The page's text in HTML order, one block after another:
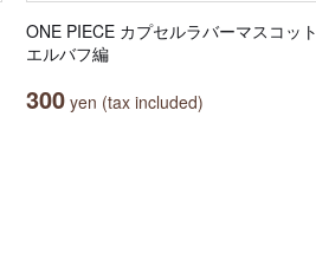
ONE PIECE カプセルラバーマスコット
エルバフ編
300 yen (tax included)